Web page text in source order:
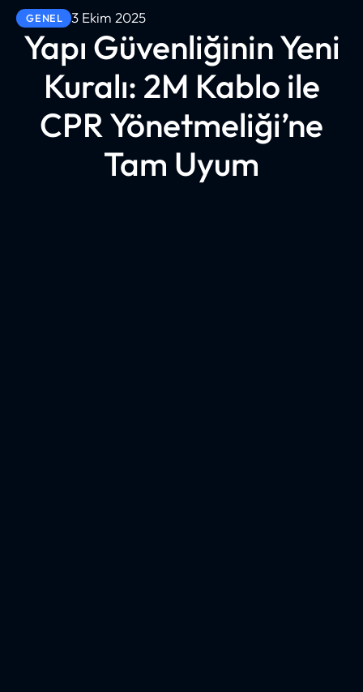
GENEL 3 Ekim 2025
Yapı Güvenliğinin Yeni
Kuralı: 2M Kablo ile
CPR Yönetmeliği’ne
Tam Uyum